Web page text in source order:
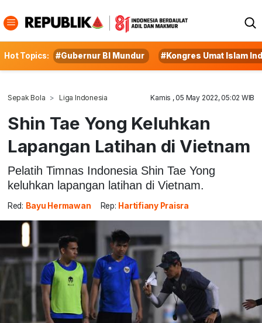
Hot Topics: #Gubernur BI Mundur #Kongres Umat Islam
Sepak Bola Liga Indonesia Kamis , 05 May 2022, 05:02 WIB
Shin Tae Yong Keluhkan
Lapangan Latihan di Vietnam
Pelatih Timnas Indonesia Shin Tae Yong
keluhkan lapangan latihan di Vietnam.
Red: Bayu Hermawan Rep: Hartifiany Praisra